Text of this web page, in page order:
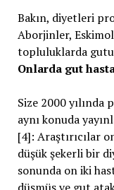
Bakın, diyetleri
Aborjinler,
topluluklarda
Onlarda gut
Size 2000
aynı konuda
[4]: Araştırıcılar
düşük şekerli bir
sonunda on iki